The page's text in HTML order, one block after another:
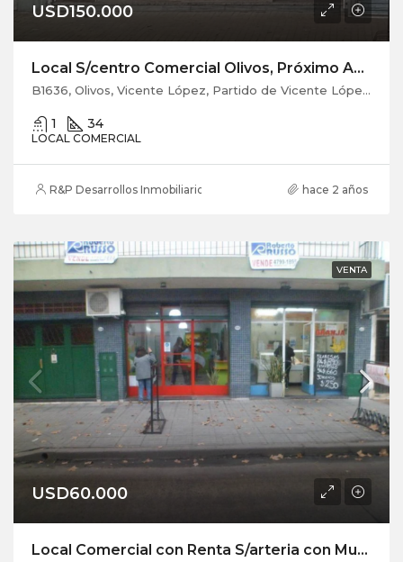
USD150.000
Local S/centro Comercial Olivos, Próximo Avda. Maipú, Sin Expensas.
B1636, Olivos, Vicente López, Partido de Vicente López, Buenos Aires, Argentina
1 34
LOCAL COMERCIAL
R&P Desarrollos Inmobiliarios hace 2 años
VENTA
USD60.000
Local Comercial con Renta S/arteria con Mucha Circulación. Se Escuchan Ofertas.